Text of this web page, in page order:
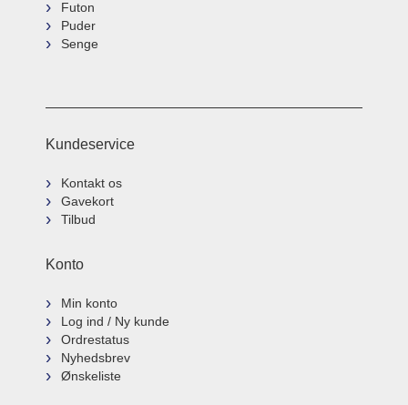
Futon
Puder
Senge
Kundeservice
Kontakt os
Gavekort
Tilbud
Konto
Min konto
Log ind / Ny kunde
Ordrestatus
Nyhedsbrev
Ønskeliste